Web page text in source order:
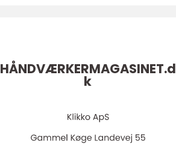
HÅNDVÆRKERMAGASINET.d
k